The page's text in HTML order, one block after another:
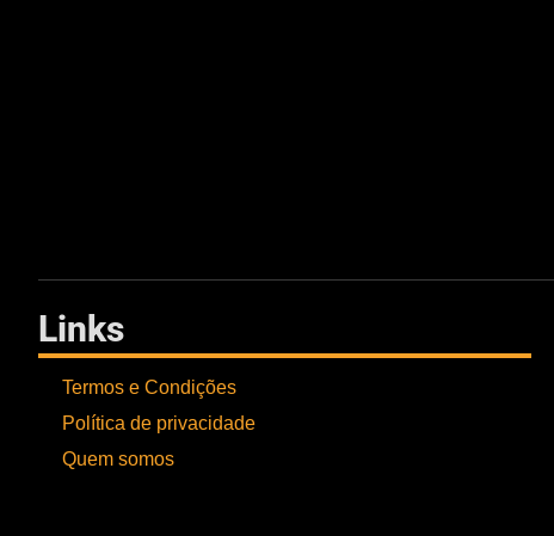
Links
Termos e Condições
Política de privacidade
Quem somos